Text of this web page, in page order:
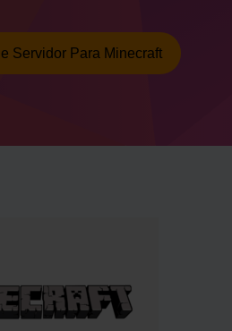
Servidor Para Minecraft